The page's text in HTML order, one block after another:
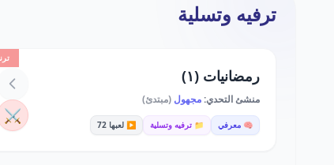
ترفيه وتسلية
رمضانيات (١)
منشئ التحدي:مجهول (مبتدئ)
🧠 معرفي 📁 ترفيه وتسلية ▶️ لعبها 72 ⚔️